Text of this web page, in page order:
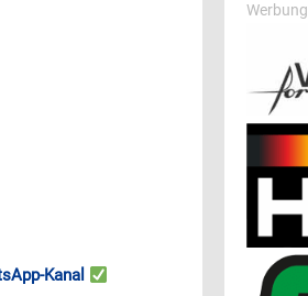
Kanal
Werbung